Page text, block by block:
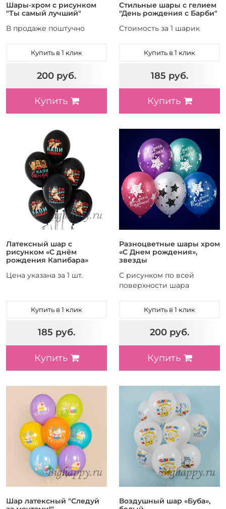
Шары-хром с рисунком
"Ты самый лучший"
В продаже поштучно
Купить в 1 клик
200 руб.
Купить
Стильные шары с гелием
"День рождения с Барби"
Стоимость за 1 шарик
Купить в 1 клик
185 руб.
Купить
Латексный шар с
рисунком «С днём
рождения Капибара»
Цена указана за 1 шт.
Купить в 1 клик
185 руб.
Купить
Разноцветные шары хром
«С Днем рождения»,
звезды
С рисунком по всей
поверхности шара
Купить в 1 клик
200 руб.
Купить
Шар латексный "Следуй
Воздушный шар «Буба»,